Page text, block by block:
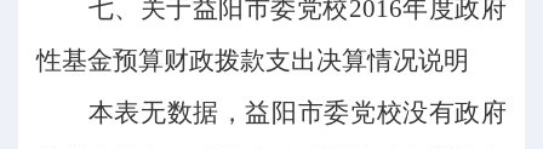
七、 关于益阳市委党校2016年度政府
性基金预算财政拨款支出决算情况说明
本表无数据，益阳市委党校没有政府